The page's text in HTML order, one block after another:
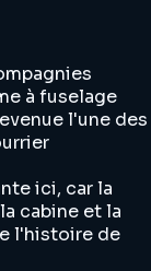
à fuselage
l'une des
ici, car la
cabine et la
l'histoire de